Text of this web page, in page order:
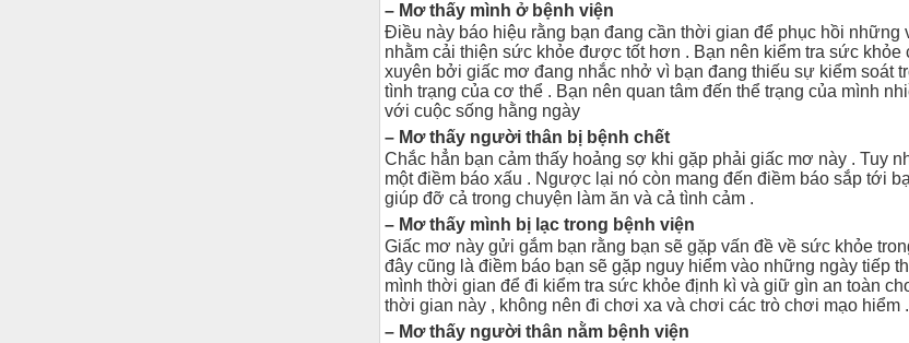
– Mơ thấy mình ở bệnh viện
Điều này báo hiệu rằng bạn đang cần thời gian để phục hồi những
nhằm cải thiện sức khỏe được tốt hơn . Bạn nên kiểm tra sức khỏe
xuyên bởi giấc mơ đang nhắc nhở vì bạn đang thiếu sự kiểm soát
tình trạng của cơ thể . Bạn nên quan tâm đến thể trạng của mình
với cuộc sống hằng ngày
– Mơ thấy người thân bị bệnh chết
Chắc hẳn bạn cảm thấy hoảng sợ khi gặp phải giấc mơ này . Tuy
một điềm báo xấu . Ngược lại nó còn mang đến điềm báo sắp tới
giúp đỡ cả trong chuyện làm ăn và cả tình cảm .
– Mơ thấy mình bị lạc trong bệnh viện
Giấc mơ này gửi gắm bạn rằng bạn sẽ gặp vấn đề về sức khỏe
đây cũng là điềm báo bạn sẽ gặp nguy hiểm vào những ngày tiếp
mình thời gian để đi kiểm tra sức khỏe định kì và giữ gìn an toàn
thời gian này , không nên đi chơi xa và chơi các trò chơi mạo hiểm .
– Mơ thấy người thân nằm bệnh viện